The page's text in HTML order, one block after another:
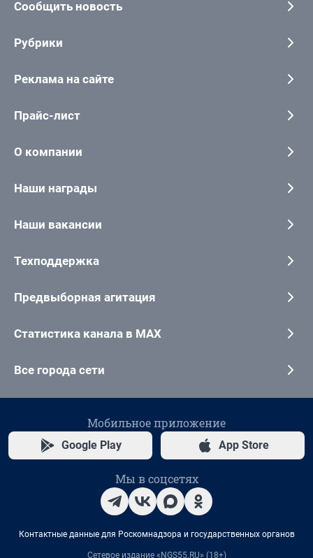
Сообщить новость
Рубрики
Реклама на сайте
Прайс-лист
О компании
Наши награды
Наши вакансии
Техподдержка
Предвыборная агитация
Статистика канала в MAX
Все города сети
Мобильное приложение
Google Play App Store
Мы в соцсетях
Контактные данные для Роскомнадзора и государственных органов
Сетевое издание «NGS55.RU» (18+)